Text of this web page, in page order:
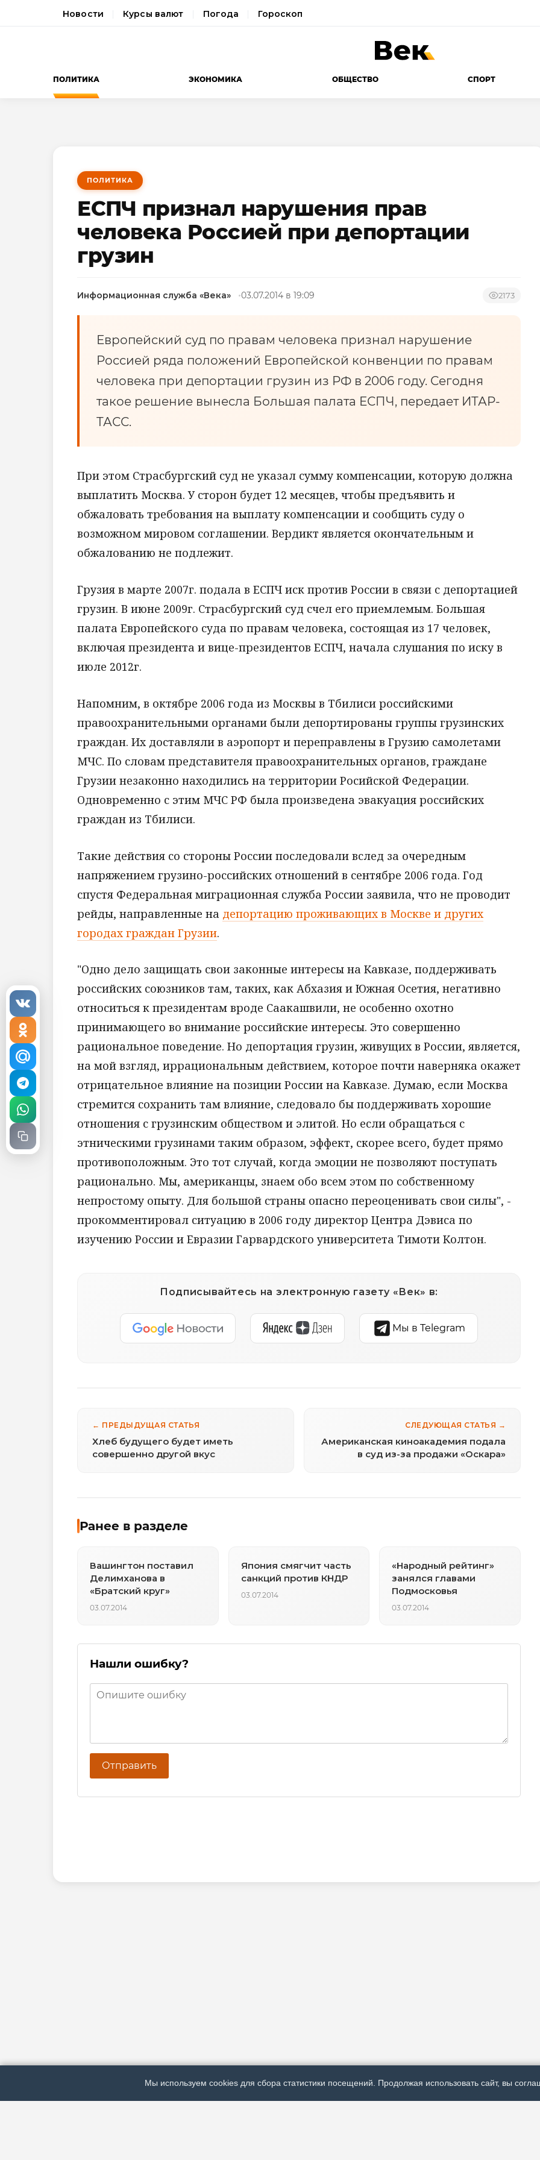
Новости Курсы валют Погода Гороскоп
ПОЛИТИКА ЭКОНОМИКА ОБЩЕСТВО СПОРТ
ПОЛИТИКА
ЕСПЧ признал нарушения прав
человека Россией при депортации
грузин
Информационная служба «Века» 03.07.2014 в 19:09 2173
Европейский суд по правам человека признал нарушение
Россией ряда положений Европейской конвенции по правам
человека при депортации грузин из РФ в 2006 году. Сегодня
такое решение вынесла Большая палата ЕСПЧ, передает ИТАР-
ТАСС.
При этом Страсбургский суд не указал сумму компенсации, которую должна
выплатить Москва. У сторон будет 12 месяцев, чтобы предъявить и
обжаловать требования на выплату компенсации и сообщить суду о
возможном мировом соглашении. Вердикт является окончательным и
обжалованию не подлежит.
Грузия в марте 2007г. подала в ЕСПЧ иск против России в связи с депортацией
грузин. В июне 2009г. Страсбургский суд счел его приемлемым. Большая
палата Европейского суда по правам человека, состоящая из 17 человек,
включая президента и вице-президентов ЕСПЧ, начала слушания по иску в
июле 2012г.
Напомним, в октябре 2006 года из Москвы в Тбилиси российскими
правоохранительными органами были депортированы группы грузинских
граждан. Их доставляли в аэропорт и переправлены в Грузию самолетами
МЧС. По словам представителя правоохранительных органов, граждане
Грузии незаконно находились на территории Росийской Федерации.
Одновременно с этим МЧС РФ была произведена эвакуация российских
граждан из Тбилиси.
Такие действия со стороны России последовали вслед за очередным
напряжением грузино-российских отношений в сентябре 2006 года. Год
спустя Федеральная миграционная служба России заявила, что не проводит
рейды, направленные на депортацию проживающих в Москве и других
городах граждан Грузии.
"Одно дело защищать свои законные интересы на Кавказе, поддерживать
российских союзников там, таких, как Абхазия и Южная Осетия, негативно
относиться к президентам вроде Саакашвили, не особенно охотно
принимающего во внимание российские интересы. Это совершенно
рациональное поведение. Но депортация грузин, живущих в России, является,
на мой взгляд, иррациональным действием, которое почти наверняка окажет
отрицательное влияние на позиции России на Кавказе. Думаю, если Москва
стремится сохранить там влияние, следовало бы поддерживать хорошие
отношения с грузинским обществом и элитой. Но если обращаться с
этническими грузинами таким образом, эффект, скорее всего, будет прямо
противоположным. Это тот случай, когда эмоции не позволяют поступать
рационально. Мы, американцы, знаем обо всем этом по собственному
непростому опыту. Для большой страны опасно переоценивать свои силы", -
прокомментировал ситуацию в 2006 году директор Центра Дэвиса по
изучению России и Евразии Гарвардского университета Тимоти Колтон.
Подписывайтесь на электронную газету «Век» в:
Мы в Telegram
← ПРЕДЫДУЩАЯ СТАТЬЯ
Хлеб будущего будет иметь
совершенно другой вкус
СЛЕДУЮЩАЯ СТАТЬЯ →
Американская киноакадемия подала
в суд из-за продажи «Оскара»
Ранее в разделе
Вашингтон поставил
Делимханова в
«Братский круг»
03.07.2014
Япония смягчит часть
санкций против КНДР
03.07.2014
«Народный рейтинг»
занялся главами
Подмосковья
03.07.2014
Нашли ошибку?
Отправить
Мы используем cookies для сбора статистики посещений. Продолжая использовать сайт, вы